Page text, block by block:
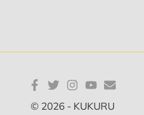
© 2026 - KUKURU